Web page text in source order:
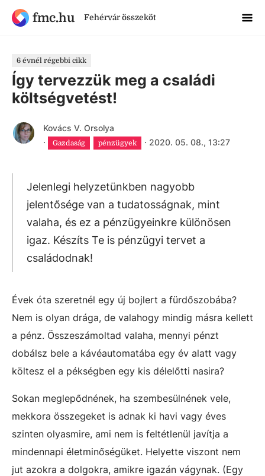
fmc.hu Fehérvár összeköt
6 évnél régebbi cikk
Így tervezzük meg a családi
költségvetést!
Kovács V. Orsolya
·
Gazdaság pénzügyek · 2020. 05. 08., 13:27
Jelenlegi helyzetünkben nagyobb
jelentősége van a tudatosságnak, mint
valaha, és ez a pénzügyeinkre különösen
igaz. Készíts Te is pénzügyi tervet a
családodnak!
Évek óta szeretnél egy új bojlert a fürdőszobába?
Nem is olyan drága, de valahogy mindig másra kellett
a pénz. Összeszámoltad valaha, mennyi pénzt
dobálsz bele a kávéautomatába egy év alatt vagy
költesz el a pékségben egy kis délelőtti nasira?
Sokan meglepődnének, ha szembesülnének vele,
mekkora összegeket is adnak ki havi vagy éves
szinten olyasmire, ami nem is feltétlenül javítja a
mindennapi életminőségüket. Helyette viszont nem
jut azokra a dolgokra, amikre igazán vágynak. (Egy